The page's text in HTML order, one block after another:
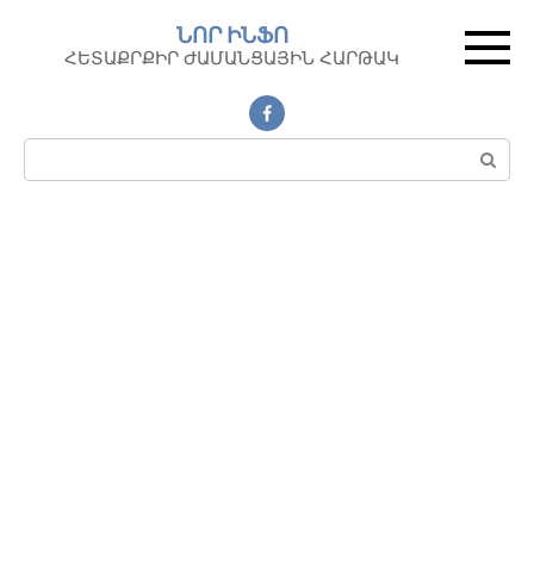
контенту
ՆՈՐ ԻՆՖՈ
ՀԵՏԱՔՐՔԻՐ ԺԱՄԱՆՑԱՅԻՆ ՀԱՐԹԱԿ
Поиск: